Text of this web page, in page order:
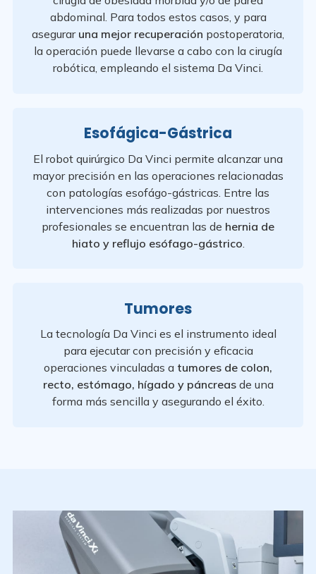
abdominal. Para todos estos casos, y para
asegurar una mejor recuperación postoperatoria,
la operación puede llevarse a cabo con la cirugía
robótica, empleando el sistema Da Vinci.
Esofágica-Gástrica
El robot quirúrgico Da Vinci permite alcanzar una
mayor precisión en las operaciones relacionadas
con patologías esofágo-gástricas. Entre las
intervenciones más realizadas por nuestros
profesionales se encuentran las de hernia de
hiato y reflujo esófago-gástrico
Tumores
La tecnología Da Vinci es el instrumento ideal
para ejecutar con precisión y eficacia
operaciones vinculadas a tumores de colon,
recto, estómago, hígado y páncreasde una
forma más sencilla y asegurando el éxito.